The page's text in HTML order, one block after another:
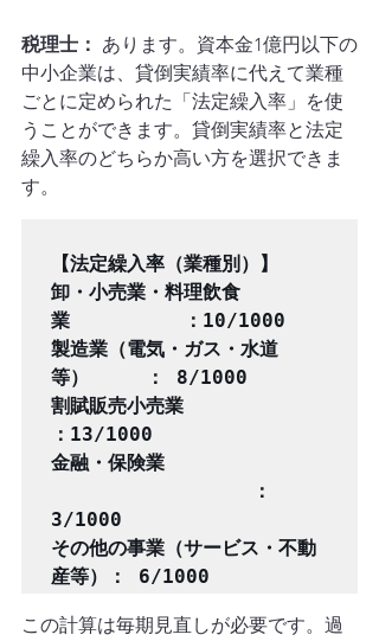
税理士： あります。資本金1億円以下の
中小企業は、貸倒実績率に代えて業種
ごとに定められた「法定繰入率」を使
うことができます。貸倒実績率と法定
繰入率のどちらか高い方を選択できま
す。
【法定繰入率（業種別）】
卸・小売業・料理飲食
業　　　　　　：10/1000
製造業（電気・ガス・水道
等）　　　： 8/1000
割賦販売小売業
：13/1000
金融・保険業
：
3/1000
その他の事業（サービス・不動
この計算は毎期見直しが必要です。過